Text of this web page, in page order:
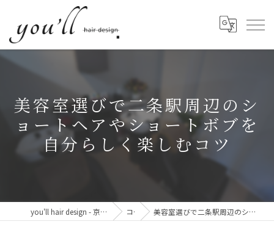
美容室選びで二条駅周辺のシ
ョートヘアやショートボブを
自分らしく楽しむコツ
you'll hair design - 京都・西院の、髪と心が整う美容室。 コラム 美容室選びで二条駅周辺のショートヘアやショートボブを自分らしく楽しむコツ